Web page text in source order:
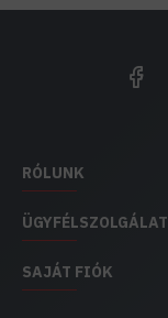
RÓLUNK
ÜGYFÉLSZOLGÁLAT
SAJÁT FIÓK